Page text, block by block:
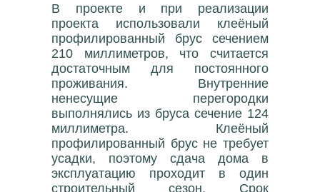
В проекте и при реализации
проекта использовали клеёный
профилированный брус сечением
210 миллиметров, что считается
достаточным для постоянного
проживания. Внутренние
ненесущие перегородки
выполнялись из бруса сечение 124
миллиметра. Клеёный
профилированный брус не требует
усадки, поэтому сдача дома в
эксплуатацию проходит в один
строительный сезон. Срок